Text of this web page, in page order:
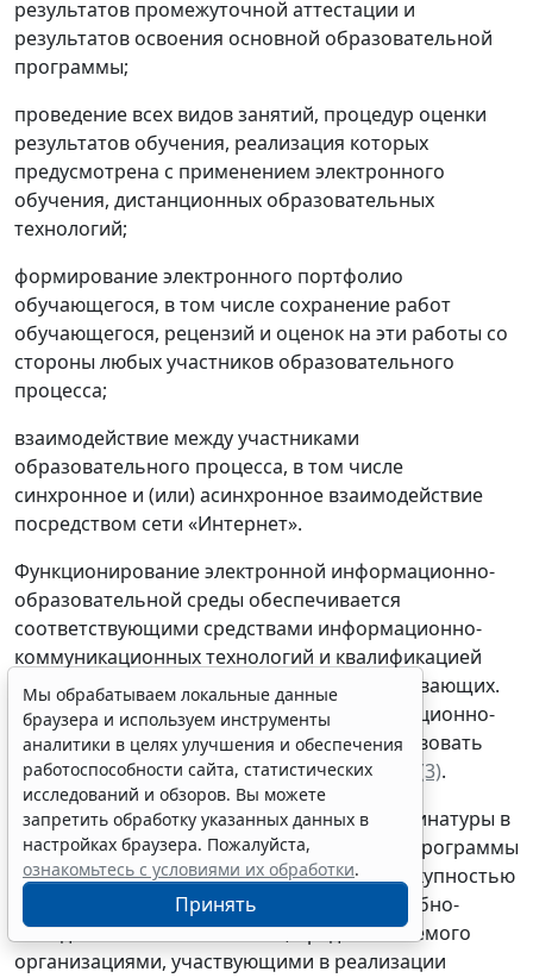
результатов промежуточной аттестации и
результатов освоения основной образовательной
программы;
проведение всех видов занятий, процедур оценки
результатов обучения, реализация которых
предусмотрена с применением электронного
обучения, дистанционных образовательных
технологий;
формирование электронного портфолио
обучающегося, в том числе сохранение работ
обучающегося, рецензий и оценок на эти работы со
стороны любых участников образовательного
процесса;
взаимодействие между участниками
образовательного процесса, в том числе
синхронное и (или) асинхронное взаимодействие
посредством сети «Интернет».
Функционирование электронной информационно-
образовательной среды обеспечивается
соответствующими средствами информационно-
коммуникационных технологий и квалификацией
работников, ее использующих и поддерживающих.
Функционирование электронной информационно-
образовательной среды должно соответствовать
законодательству Российской Федерации
*(3).
7.1.3. В случае реализации программы ординатуры в
сетевой форме требования к реализации программы
ординатуры должны обеспечиваться совокупностью
ресурсов материально-технического и учебно-
методического обеспечения, предоставляемого
организациями, участвующими в реализации
Мы обрабатываем локальные данные
браузера и используем инструменты
аналитики в целях улучшения и обеспечения
работоспособности сайта, статистических
исследований и обзоров. Вы можете
запретить обработку указанных данных в
настройках браузера. Пожалуйста,
ознакомьтесь с условиями их обработки.
Принять